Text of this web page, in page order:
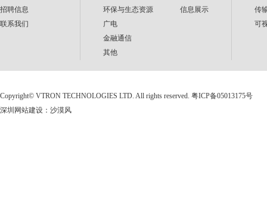
招聘信息
联系我们
环保与生态资源
广电
金融通信
其他
信息展示
传
可
Copyright© VTRON TECHNOLOGIES LTD. All rights reserved. 粤ICP备05013175号
深圳网站建设 ： 沙漠风